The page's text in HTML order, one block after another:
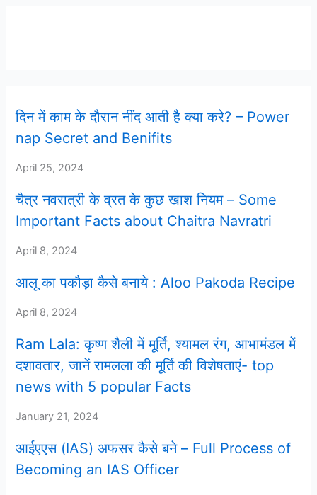
दिन में काम के दौरान नींद आती है क्या करे? – Power
nap Secret and Benifits
April 25, 2024
चैत्र नवरात्री के व्रत के कुछ खाश नियम – Some
Important Facts about Chaitra Navratri
April 8, 2024
आलू का पकौड़ा कैसे बनाये : Aloo Pakoda Recipe
April 8, 2024
Ram Lala: कृष्ण शैली में मूर्ति, श्यामल रंग, आभामंडल में
दशावतार, जानें रामलला की मूर्ति की विशेषताएं- top
news with 5 popular Facts
January 21, 2024
आईएएस (IAS) अफसर कैसे बने – Full Process of
Becoming an IAS Officer